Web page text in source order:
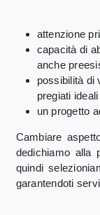
attenzione
capacità di
anche
possibilità di
pregiati
un progetto
Cambiare
dedichiamo alla
quindi
garantendoti